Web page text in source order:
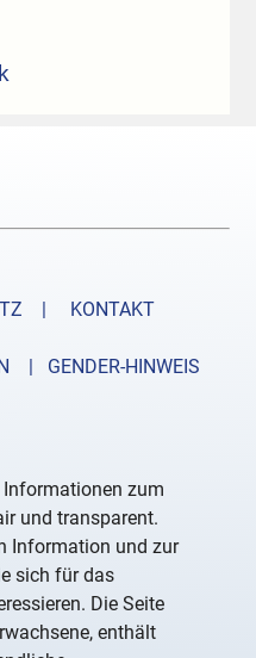
|
KONTAKT
| GENDER-HINWEIS
zum
und transparent.
Information und zur
sich für das
Die Seite
enthält